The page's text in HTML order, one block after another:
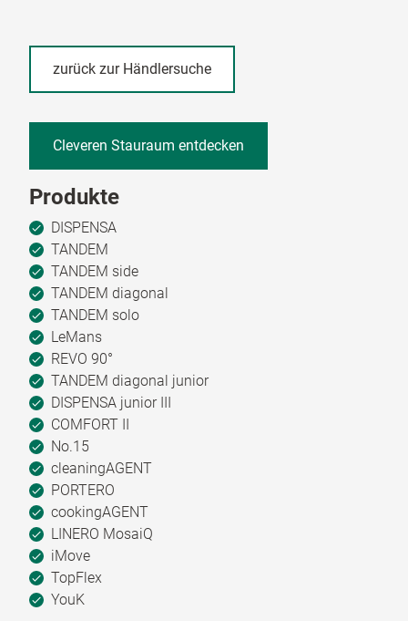
zurück zur Händlersuche
Cleveren Stauraum entdecken
Produkte
DISPENSA
TANDEM
TANDEM side
TANDEM diagonal
TANDEM solo
LeMans
REVO 90°
TANDEM diagonal junior
DISPENSA junior III
COMFORT II
No.15
cleaningAGENT
PORTERO
cookingAGENT
LINERO MosaiQ
iMove
TopFlex
YouK